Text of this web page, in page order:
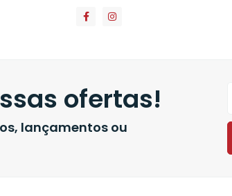
ofertas!
lançamentos ou